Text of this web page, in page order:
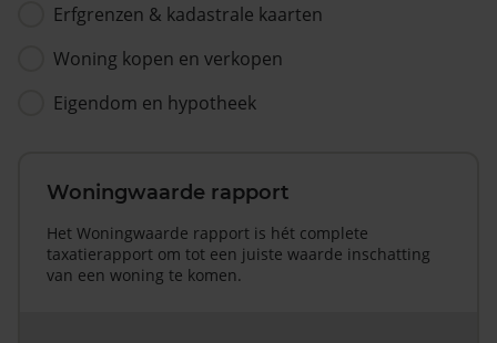
Erfgrenzen & kadastrale kaarten
Woning kopen en verkopen
Eigendom en hypotheek
Woningwaarde rapport
Het Woningwaarde rapport is hét complete
taxatierapport om tot een juiste waarde inschatting
van een woning te komen.